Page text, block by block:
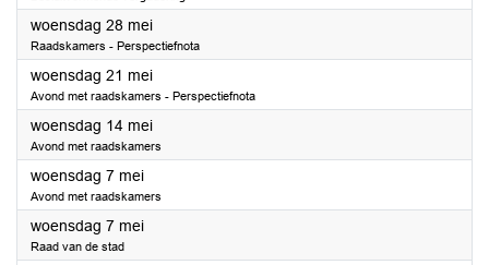
woensdag 28 mei2025
Raadskamers - Perspectiefnota
woensdag 21 mei2025
Avond met raadskamers - Perspectiefnota
woensdag 14 mei2025
Avond met raadskamers
woensdag 7 mei2025
Avond met raadskamers
woensdag 7 mei2025
Raad van de stad